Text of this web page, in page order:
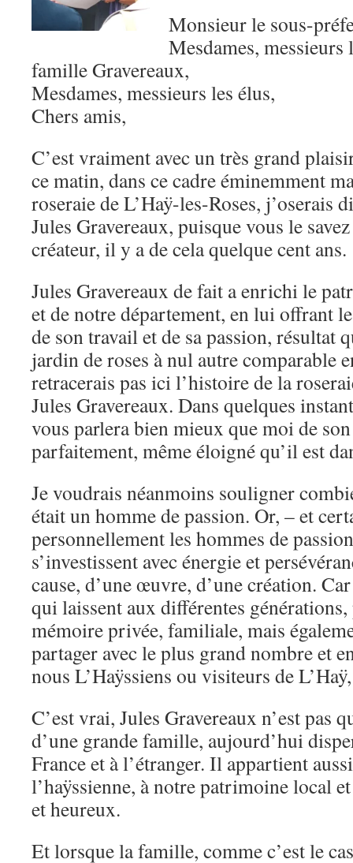
Monsieur le sous-
Mesdames, messieurs
famille Gravereaux,
Mesdames, messieurs les élus,
Chers amis,
C’est vraiment avec un très grand
ce matin, dans ce cadre éminemment
roseraie de L’Haÿ-les-Roses, j’oserais
Jules Gravereaux, puisque vous le
créateur, il y a de cela quelque cent ans.
Jules Gravereaux de fait a enrichi le
et de notre département, en lui offrant
de son travail et de sa passion, résultat
jardin de roses à nul autre comparable
retracerais pas ici l’histoire de la
Jules Gravereaux. Dans quelques
vous parlera bien mieux que moi de
parfaitement, même éloigné qu’il est
Je voudrais néanmoins souligner
était un homme de passion. Or, – et
personnellement les hommes de
s’investissent avec énergie et
cause, d’une œuvre, d’une création.
qui laissent aux différentes
mémoire privée, familiale, mais
partager avec le plus grand nombre et
nous L’Haÿssiens ou visiteurs de
C’est vrai, Jules Gravereaux n’est pas
d’une grande famille, aujourd’hui
France et à l’étranger. Il appartient
l’haÿssienne, à notre patrimoine local
et heureux.
Et lorsque la famille, comme c’est le